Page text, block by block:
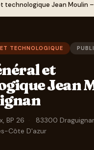
technologique Jean Moulin
TECHNOLOGIQUE
et
Jean
BP 26 · 83300
Côte D'azur